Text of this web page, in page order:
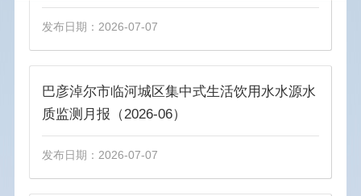
建议提案办理
重大决策预公开
重大会议
发布日期：2026-07-07
巴彦淖尔市临河城区集中式生活饮用水水源水
质监测月报（2026-06）
发布日期：2026-07-07